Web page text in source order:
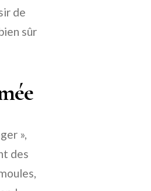
de
sûr
»,
des